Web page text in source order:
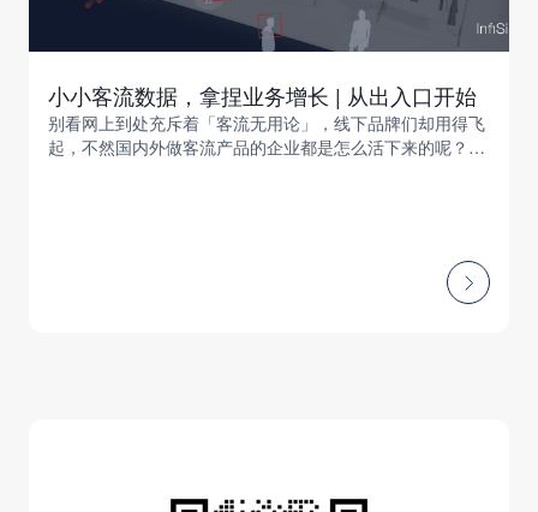
小小客流数据，拿捏业务增长 | 从出入口开始
别看网上到处充斥着「客流无用论」，线下品牌们却用得飞
起，不然国内外做客流产品的企业都是怎么活下来的呢？这